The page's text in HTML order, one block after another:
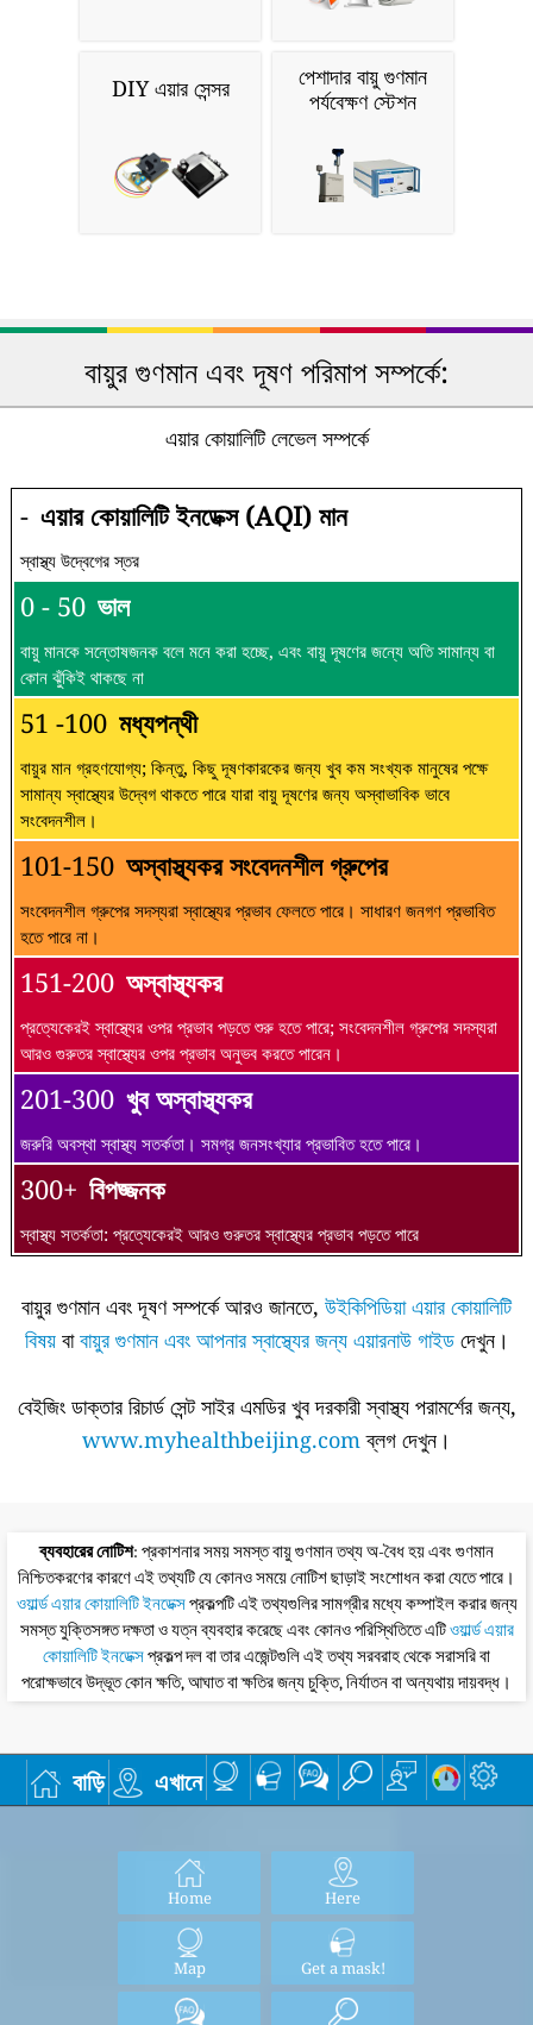
DIY এয়ার সেন্সর
পেশাদার বায়ু গুণমান
পর্যবেক্ষণ স্টেশন
বায়ুর গুণমান এবং দূষণ পরিমাপ সম্পর্কে:
এয়ার কোয়ালিটি লেভেল সম্পর্কে
- এয়ার কোয়ালিটি ইনডেক্স (AQI) মান
স্বাস্থ্য উদ্বেগের স্তর
0 - 50 ভাল
বায়ু মানকে সন্তোষজনক বলে মনে করা হচ্ছে, এবং বায়ু দূষণের জন্যে অতি সামান্য বা
কোন ঝুঁকিই থাকছে না
51 -100 মধ্যপন্থী
বায়ুর মান গ্রহণযোগ্য; কিন্তু, কিছু দূষণকারকের জন্য খুব কম সংখ্যক মানুষের পক্ষে
সামান্য স্বাস্থ্যের উদ্বেগ থাকতে পারে যারা বায়ু দূষণের জন্য অস্বাভাবিক ভাবে
সংবেদনশীল।
101-150 অস্বাস্থ্যকর সংবেদনশীল গ্রুপের
সংবেদনশীল গ্রুপের সদস্যরা স্বাস্থ্যের প্রভাব ফেলতে পারে। সাধারণ জনগণ প্রভাবিত
হতে পারে না।
151-200 অস্বাস্থ্যকর
প্রত্যেকেরই স্বাস্থ্যের ওপর প্রভাব পড়তে শুরু হতে পারে; সংবেদনশীল গ্রুপের সদস্যরা
আরও গুরুতর স্বাস্থ্যের ওপর প্রভাব অনুভব করতে পারেন।
201-300 খুব অস্বাস্থ্যকর
জরুরি অবস্থা স্বাস্থ্য সতর্কতা। সমগ্র জনসংখ্যার প্রভাবিত হতে পারে।
300+ বিপজ্জনক
স্বাস্থ্য সতর্কতা: প্রত্যেকেরই আরও গুরুতর স্বাস্থ্যের প্রভাব পড়তে পারে
বায়ুর গুণমান এবং দূষণ সম্পর্কে আরও জানতে, উইকিপিডিয়া এয়ার কোয়ালিটি
বিষয়বাবায়ুর গুণমান এবং আপনার স্বাস্থ্যের জন্য এয়ারনাউ গাইডদেখুন।
বেইজিং ডাক্তার রিচার্ড সেন্ট সাইর এমডির খুব দরকারী স্বাস্থ্য পরামর্শের জন্য,
www.myhealthbeijing.comব্লগ দেখুন।
ব্যবহারের নোটিশ: প্রকাশনার সময় সমস্ত বায়ু গুণমান তথ্য অ-বৈধ হয় এবং গুণমান
নিশ্চিতকরণের কারণে এই তথ্যটি যে কোনও সময়ে নোটিশ ছাড়াই সংশোধন করা যেতে পারে।
ওয়ার্ল্ড এয়ার কোয়ালিটি ইনডেক্সপ্রকল্পটি এই তথ্যগুলির সামগ্রীর মধ্যে কম্পাইল করার জন্য
সমস্ত যুক্তিসঙ্গত দক্ষতা ও যত্ন ব্যবহার করেছে এবং কোনও পরিস্থিতিতে এটিওয়ার্ল্ড এয়ার
কোয়ালিটি ইনডেক্সপ্রকল্প দল বা তার এজেন্টগুলি এই তথ্য সরবরাহ থেকে সরাসরি বা
পরোক্ষভাবে উদ্ভূত কোন ক্ষতি, আঘাত বা ক্ষতির জন্য চুক্তি, নির্যাতন বা অন্যথায় দায়বদ্ধ।
বাড়ি এখানে
Home Here
Map Get a mask!